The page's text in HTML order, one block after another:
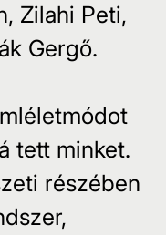
Zilahi Peti,
Gergő.
tett minket.
részében